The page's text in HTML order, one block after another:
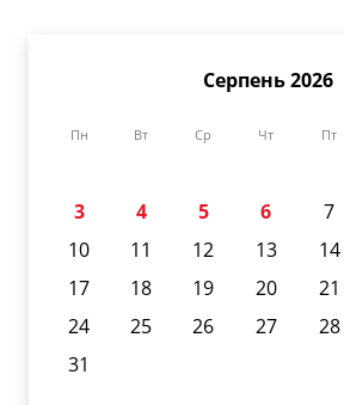
Серпень 2026
Пн Вт Ср Чт Пт
3
4 5 6 7
10
11 12 13 14
17
18 19 20 21
24
25 26 27 28
31